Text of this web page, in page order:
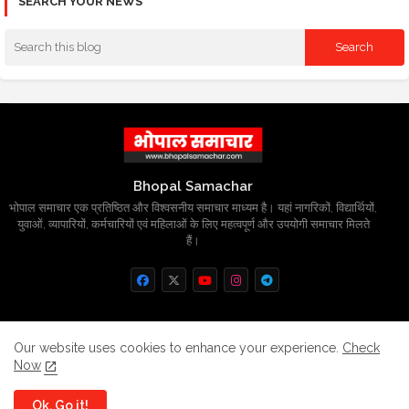
Bhopal Samachar
भोपाल समाचार एक प्रतिष्ठित और विश्वसनीय समाचार माध्यम है। यहां नागरिकों, विद्यार्थियों,
युवाओं, व्यापारियों, कर्मचारियों एवं महिलाओं के लिए महत्वपूर्ण और उपयोगी समाचार मिलते
हैं।
Home About Contact us
Privacy Policy
Our website uses cookies to enhance your experience. Check
Now
Ok, Go it!